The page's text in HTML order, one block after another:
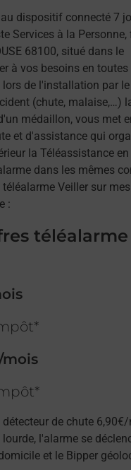
dispositif connecté 7
Services à la Personne,
68100, situé dans le
à vos besoins en toutes
de l'installation par
(chute, malaise,…)
médaillon, vous met
et d'assistance qui
la Téléassistance
dans les mêmes
Veiller sur
:
téléalarme
mois
de chute
l'alarme se
et le Bipper